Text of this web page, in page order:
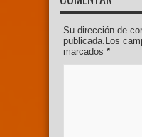
Su dirección de
publicada.Los
marcados *